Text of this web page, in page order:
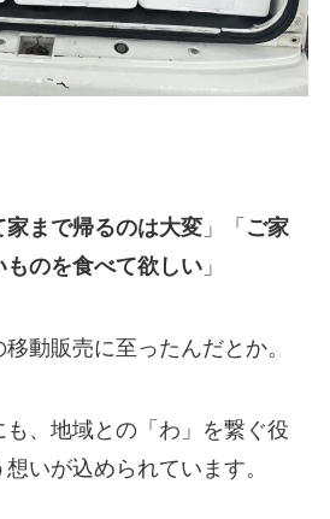
まで帰るのは大変」「 ご家
のを食べて欲しい」
動販売に至ったんだとか。
、地域との「わ」を繋ぐ役
いが込められています。